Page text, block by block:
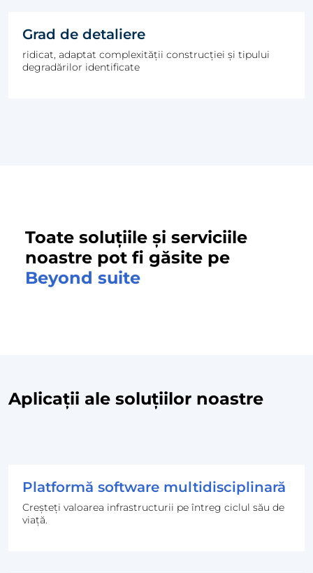
Grad de detaliere
ridicat, adaptat complexității construcției și tipului
degradărilor identificate
Toate soluțiile și serviciile
noastre pot fi găsite pe
Beyond suite
Aplicații ale soluțiilor noastre
Platformă software multidisciplinară
Creșteți valoarea infrastructurii pe întreg ciclul său de
viață.